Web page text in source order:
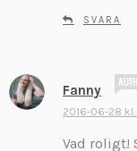
SVARA
Fanny
2016-06-28 kl.
Vad roligt!